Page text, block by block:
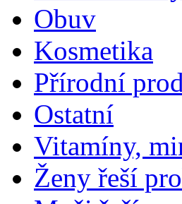
Obuv
Kosmetika
Přírodní
Ostatní
Vitamíny,
Ženy řeší